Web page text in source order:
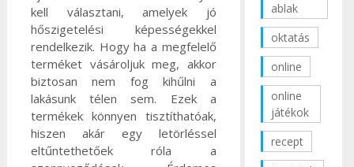
kell választani, amelyek jó
hőszigetelési képességekkel
rendelkezik. Hogy ha a megfelelő
terméket vásároljuk meg, akkor
biztosan nem fog kihűlni a
lakásunk télen sem. Ezek a
termékek könnyen tisztíthatóak,
hiszen akár egy letörléssel
eltűntethetőek róla a
ablak
oktatás
online
online
játékok
recept